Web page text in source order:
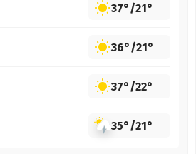
37°/21°
36°/21°
37°/22°
35°/21°